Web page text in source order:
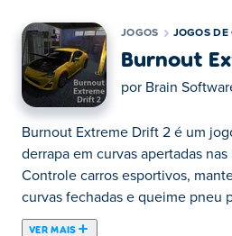
JOGOS JOGOS DE
Burnout
por Brain
Burnout Extreme Drift 2 é um
derrapa em curvas apertadas nas
Controle carros esportivos,
curvas fechadas e queime pneu
VER MAIS